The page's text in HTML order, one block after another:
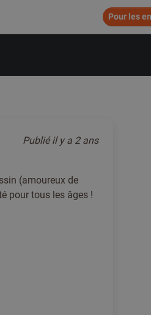
Pour les
Publiéil y a 2 ans
(amoureux de
pour tous les âges !